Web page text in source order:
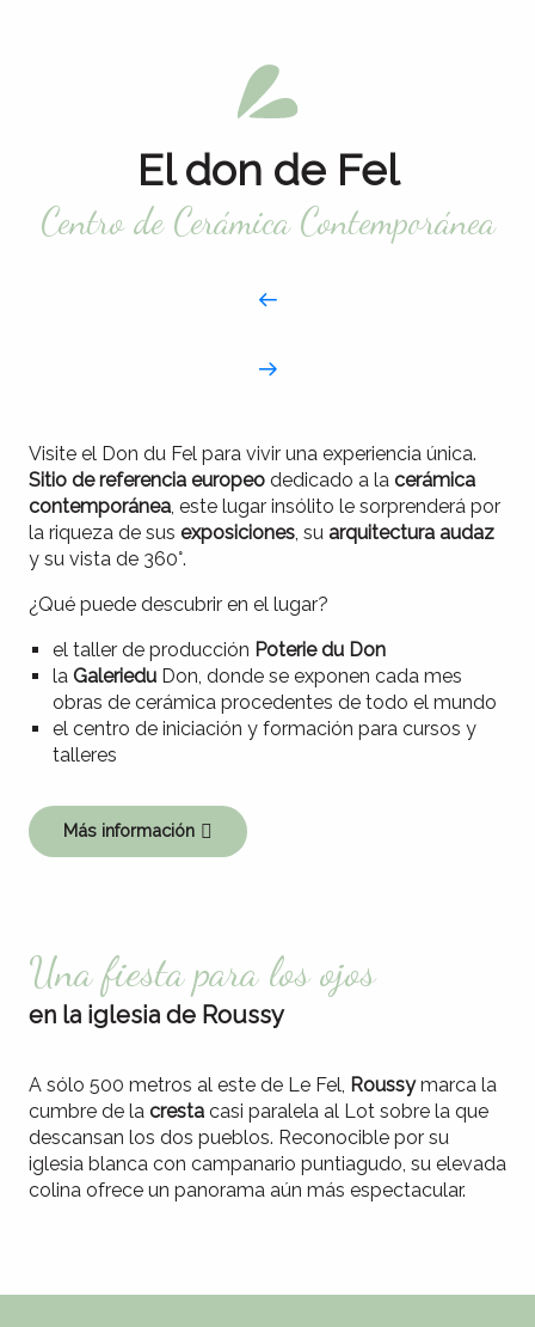
El don de Fel
Centro de Cerámica Contemporánea
Visite el Don du Fel para vivir una experiencia única.
Sitio de referencia europeo dedicado a la cerámica
contemporánea , este lugar insólito le sorprenderá por
la riqueza de sus exposiciones , su arquitectura audaz
y su vista de 360°.
¿Qué puede descubrir en el lugar?
el taller de producción Poterie du Don
la Galeriedu Don, donde se exponen cada mes
obras de cerámica procedentes de todo el mundo
el centro de iniciación y formación para cursos y
talleres
Más información
Una fiesta para los ojos
en la iglesia de Roussy
A sólo 500 metros al este de Le Fel, Roussymarca la
cumbre de la cresta casi paralela al Lot sobre la que
descansan los dos pueblos. Reconocible por su
iglesia blanca con campanario puntiagudo, su elevada
colina ofrece un panorama aún más espectacular.